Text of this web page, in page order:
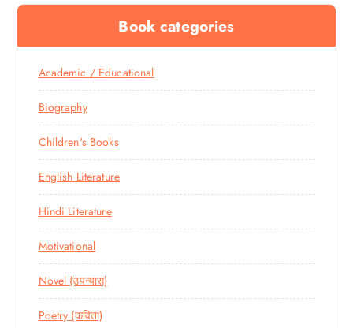
Book categories
Academic / Educational
Biography
Children's Books
English Literature
Hindi Literature
Motivational
Novel (उपन्यास)
Poetry (कविता)